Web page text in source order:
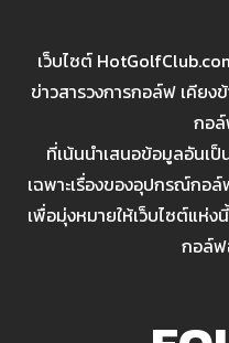
เว็บไซต์
ข่าวสารวงการกอล์ฟ เคีย
กอ
ที่เน้นนำเสนอข้อมูลอันเ
เฉพาะเรื่องของอุปกรณ์กอ
เพื่อมุ่งหมายให้เว็บไซต์แห่
กอล์ฟ